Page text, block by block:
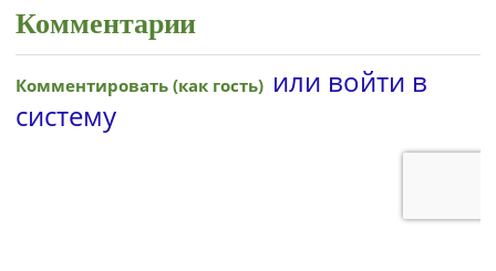
Комментарии